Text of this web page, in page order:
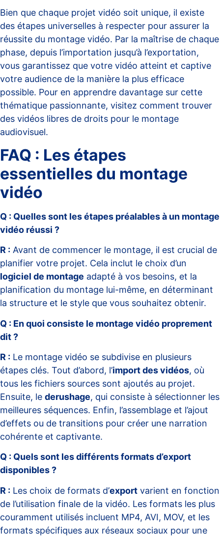
Bien que chaque projet vidéo soit unique, il existe
des étapes universelles à respecter pour assurer la
réussite du montage vidéo. Par la maîtrise de chaque
phase, depuis l’importation jusqu’à l’exportation,
vous garantissez que votre vidéo atteint et captive
votre audience de la manière la plus efficace
possible. Pour en apprendre davantage sur cette
thématique passionnante, visitez comment trouver
des vidéos libres de droits pour le montage
audiovisuel.
FAQ : Les étapes
essentielles du montage
vidéo
Q : Quelles sont les étapes préalables à un montage
vidéo réussi ?
R : Avant de commencer le montage, il est crucial de
planifier votre projet. Cela inclut le choix d’un
logiciel de montage adapté à vos besoins, et la
planification du montage lui-même, en déterminant
la structure et le style que vous souhaitez obtenir.
Q : En quoi consiste le montage vidéo proprement
dit ?
R : Le montage vidéo se subdivise en plusieurs
étapes clés. Tout d’abord, l’import des vidéos, où
tous les fichiers sources sont ajoutés au projet.
Ensuite, le derushage, qui consiste à sélectionner les
meilleures séquences. Enfin, l’assemblage et l’ajout
d’effets ou de transitions pour créer une narration
cohérente et captivante.
Q : Quels sont les différents formats d’export
disponibles ?
R : Les choix de formats d’export varient en fonction
de l’utilisation finale de la vidéo. Les formats les plus
couramment utilisés incluent MP4, AVI, MOV, et les
formats spécifiques aux réseaux sociaux pour une